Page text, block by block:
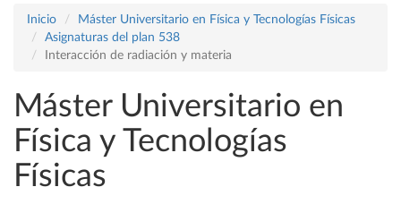
Inicio
Máster Universitario en Física y Tecnologías Físicas
Asignaturas del plan 538
Interacción de radiación y materia
Máster Universitario en
Física y Tecnologías
Físicas